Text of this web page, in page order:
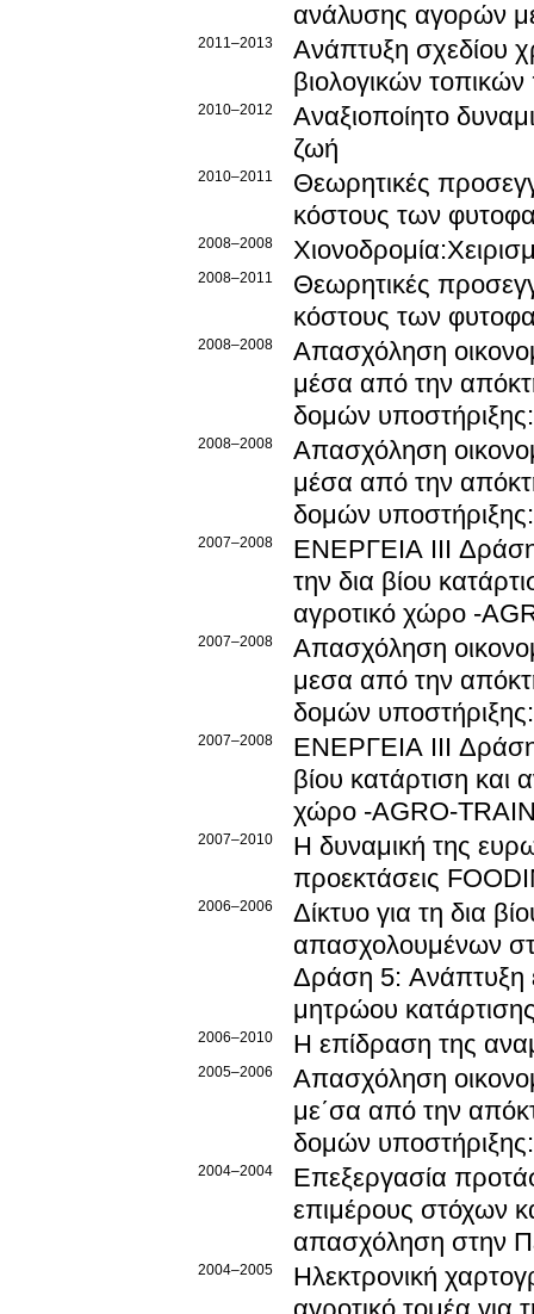
ανάλυσης αγορών
2011–2013
Ανάπτυξη σχεδίου
βιολογικών
2010–2012
Αναξιοποίητο
ζωή
2010–2011
Θεωρητικές
κόστους των
2008–2008
2008–2011
Θεωρητικές
κόστους των
2008–2008
Απασχόληση
μέσα από την
δομών
2008–2008
Απασχόληση
μέσα από την
δομών
2007–2008
ΕΝΕΡΓΕΙΑ ΙΙΙ
την δια βίου
αγροτικό χώρο -
2007–2008
Απασχόληση
μεσα από την
δομών
2007–2008
ΕΝΕΡΓΕΙΑ ΙΙΙ
βίου κατάρτιση
χώρο -AGRO-
2007–2010
Η δυναμική της
προεκτάσεις
2006–2006
Δίκτυο για τη δια
απασχολουμένων
Δράση 5: Ανάπτυξη
μητρώου
2006–2010 Η επίδραση της
2005–2006
Απασχόληση
με΄σα από την
δομών
2004–2004
Επεξεργασία
επιμέρους στόχων
απασχόληση στην
2004–2005
Ηλεκτρονική